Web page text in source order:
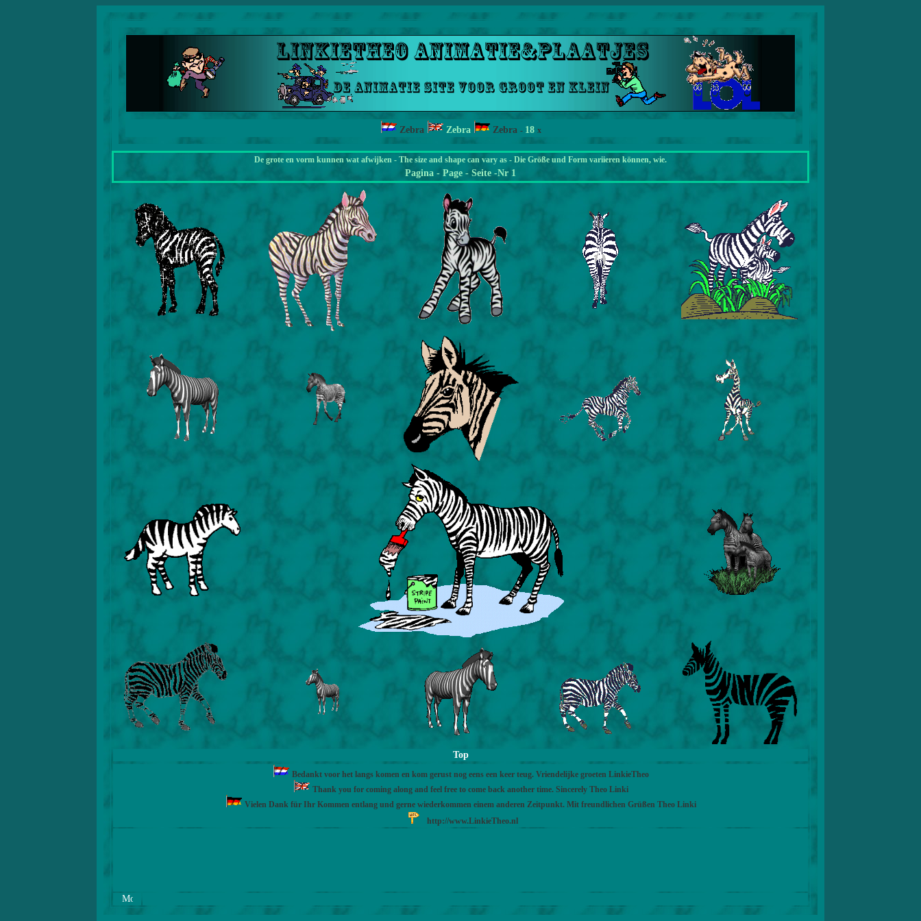
Zebra Zebra Zebra - 18 x
De grote en vorm kunnen wat afwijken - The size and shape can vary as - Die Größe und Form variieren können, wie.
Pagina - Page - Seite -Nr 1
Top
Bedankt voor het langs komen en kom gerust nog eens een keer teug. Vriendelijke groeten LinkieTheo
Thank you for coming along and feel free to come back another time. Sincerely Theo Linki
Vielen Dank für Ihr Kommen entlang und gerne wiederkommen einem anderen Zeitpunkt. Mit freundlichen Grüßen Theo Linki
http://www.LinkieTheo.nl